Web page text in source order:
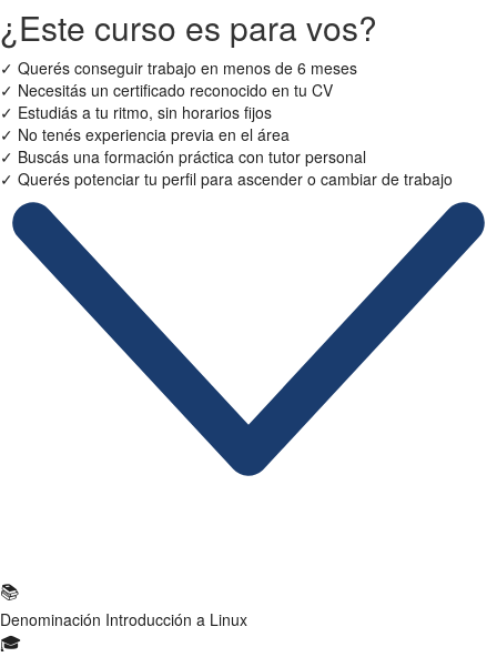
¿Este curso es para vos?
✓ Querés conseguir trabajo en menos de 6 meses
✓ Necesitás un certificado reconocido en tu CV
✓ Estudiás a tu ritmo, sin horarios fijos
✓ No tenés experiencia previa en el área
✓ Buscás una formación práctica con tutor personal
✓ Querés potenciar tu perfil para ascender o cambiar de trabajo
📚
Denominación Introducción a Linux
🎓